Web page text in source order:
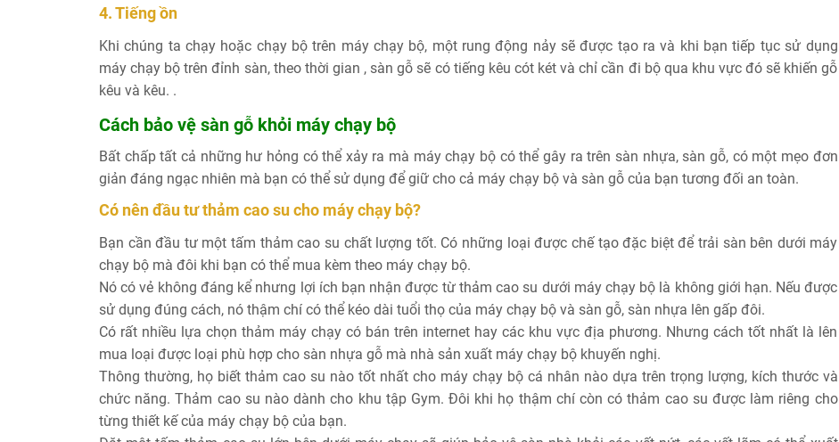
4. Tiếng ồn
Khi chúng ta chạy hoặc chạy bộ trên máy chạy bộ, một rung động nảy sẽ được tạo ra và khi bạn tiếp tục sử dụng
máy chạy bộ trên đỉnh sàn, theo thời gian , sàn gỗ sẽ có tiếng kêu cót két và chỉ cần đi bộ qua khu vực đó sẽ khiến gỗ
kêu và kêu. .
Cách bảo vệ sàn gỗ khỏi máy chạy bộ
Bất chấp tất cả những hư hỏng có thể xảy ra mà máy chạy bộ có thể gây ra trên sàn nhựa, sàn gỗ, có một mẹo đơn
giản đáng ngạc nhiên mà bạn có thể sử dụng để giữ cho cả máy chạy bộ và sàn gỗ của bạn tương đối an toàn.
Có nên đầu tư thảm cao su cho máy chạy bộ?
Bạn cần đầu tư một tấm thảm cao su chất lượng tốt. Có những loại được chế tạo đặc biệt để trải sàn bên dưới máy
chạy bộ mà đôi khi bạn có thể mua kèm theo máy chạy bộ.
Nó có vẻ không đáng kể nhưng lợi ích bạn nhận được từ thảm cao su dưới máy chạy bộ là không giới hạn. Nếu được
sử dụng đúng cách, nó thậm chí có thể kéo dài tuổi thọ của máy chạy bộ và sàn gỗ, sàn nhựa lên gấp đôi.
Có rất nhiều lựa chọn thảm máy chạy có bán trên internet hay các khu vực địa phương. Nhưng cách tốt nhất là lên
mua loại được loại phù hợp cho sàn nhựa gỗ mà nhà sản xuất máy chạy bộ khuyến nghị.
Thông thường, họ biết thảm cao su nào tốt nhất cho máy chạy bộ cá nhân nào dựa trên trọng lượng, kích thước và
chức năng. Thảm cao su nào dành cho khu tập Gym. Đôi khi họ thậm chí còn có thảm cao su được làm riêng cho
từng thiết kế của máy chạy bộ của bạn.